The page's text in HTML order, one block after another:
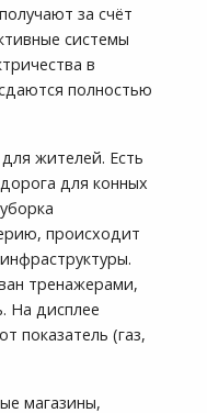
за счёт
системы
в
полностью
жителей. Есть
для конных
происходит
тренажерами,
На дисплее
показатель (газ,
магазины,